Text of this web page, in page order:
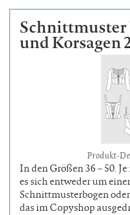
und Korsagen
Produkt-
In den Größen 36 – 50.
es sich entweder um
Schnittmusterbogen
das im Copyshop